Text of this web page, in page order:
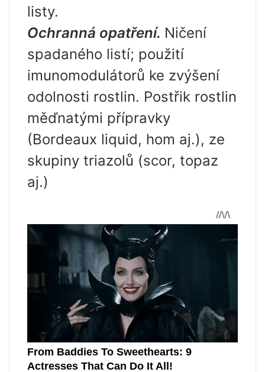
listy.
Ochranná opatření. Ničení
spadaného listí; použití
imunomodulátorů ke zvýšení
odolnosti rostlin. Postřik rostlin
měďnatými přípravky
(Bordeaux liquid, hom aj.), ze
skupiny triazolů (scor, topaz
aj.)